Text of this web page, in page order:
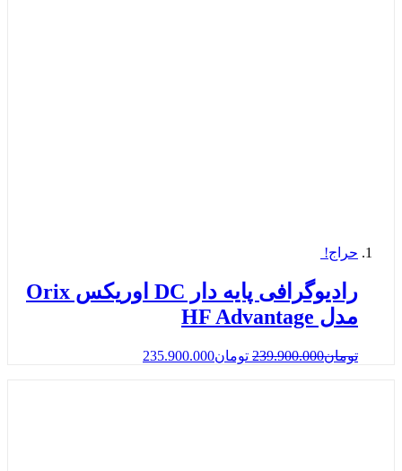
حراج!
رادیوگرافی پایه دار DC اوریکس Orix
مدل HF Advantage
تومان239.900.000 تومان235.900.000